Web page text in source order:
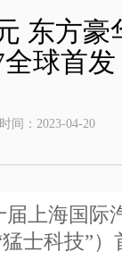
东方
全球首发
间： 2023-04-20
届上海国际
猛士科技”